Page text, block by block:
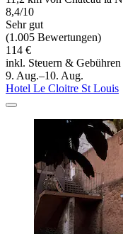
8,4/10
Sehr gut
(1.005 Bewertungen)
114 €
inkl. Steuern & Gebühren
9. Aug.–10. Aug.
Hotel Le Cloitre St Louis